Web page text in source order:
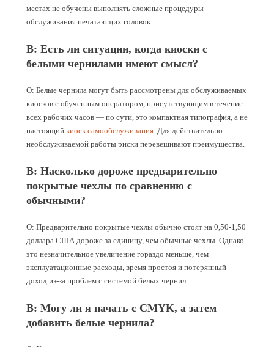
местах не обучены выполнять сложные процедуры
обслуживания печатающих головок.
В: Есть ли ситуации, когда киоски с
белыми чернилами имеют смысл?
О: Белые чернила могут быть рассмотрены для обслуживаемых
киосков с обученным оператором, присутствующим в течение
всех рабочих часов — по сути, это компактная типография, а не
настоящий киоск самообслуживания . Для действительно
необслуживаемой работы риски перевешивают преимущества.
В: Насколько дороже предварительно
покрытые чехлы по сравнению с
обычными?
О: Предварительно покрытые чехлы обычно стоят на 0,50-1,50
доллара США дороже за единицу, чем обычные чехлы. Однако
это незначительное увеличение гораздо меньше, чем
эксплуатационные расходы, время простоя и потерянный
доход из-за проблем с системой белых чернил.
В: Могу ли я начать с CMYK, а затем
добавить белые чернила?